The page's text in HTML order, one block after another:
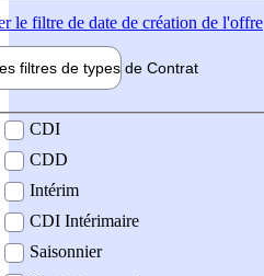
le filtre de date de création de l'offre
filtres de types de Contrat
contrat
CDI
CDD
Intérim
CDI Intérimaire
Saisonnier